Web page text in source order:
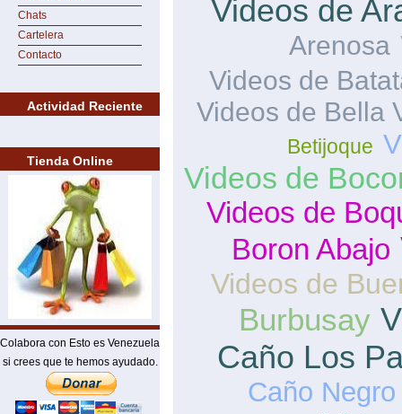
Chats
Cartelera
Contacto
Actividad Reciente
Tienda Online
Colabora con Esto es Venezuela
si crees que te hemos ayudado.
Videos de
Arenosa
Videos de
Videos de Bella
Betijoque
Videos de
Videos de
Boron Abajo
Videos de
Burbusay
Caño Los
Caño Negro